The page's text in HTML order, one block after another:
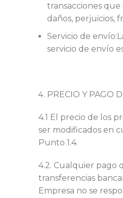
transacciones que
daños, perjuicios,
Servicio de
servicio de envío
PRECIO Y PAGO
4.1 El precio de los
ser modificados en
Punto 1.4.
4.2. Cualquier pago
transferencias
Empresa no se